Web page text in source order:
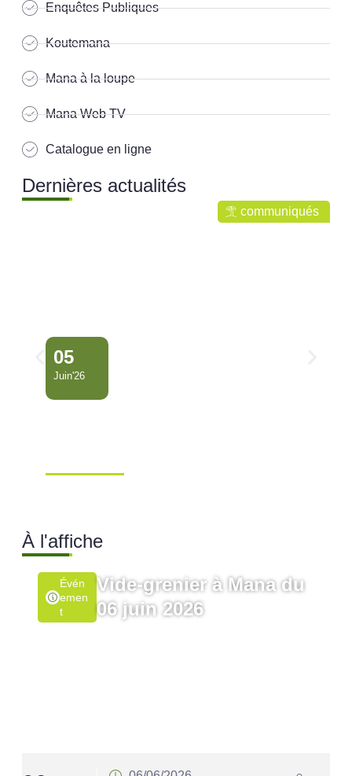
Enquêtes Publiques
Koutemana
Mana à la loupe
Mana Web TV
Catalogue en ligne
Dernières actualités
communiqués
05
Juin'26
À l'affiche
Évén
Emen
T
Vide-grenier à Mana du
06 juin 2026